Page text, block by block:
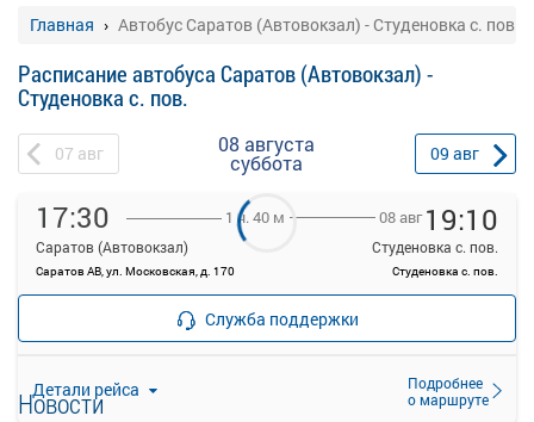
Главная Автобус Саратов (Автовокзал) - Студеновка с. пов.
Расписание автобуса Саратов (Автовокзал) -
Студеновка с. пов.
07 авг 08 августа
суббота 09 авг
17:30
Саратов (Автовокзал)
Саратов АВ, ул. Московская, д. 170
1 ч. 40 м 08 авг 19:10
Студеновка с. пов.
Студеновка с. пов.
Детали рейса
Подробнее
о маршруте
—
Продажа билетов
прекращена
Служба поддержки
Новости